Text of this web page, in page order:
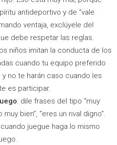
antideportivo y de “vale
ventaja, exclúyele del
debe respetar las reglas.
niños imitan la conducta de los
cuando tu equipo preferido
no te harán caso cuando les
es participar.
: dile frases del tipo “muy
bien”, “eres un rival digno”.
juegue haga lo mismo